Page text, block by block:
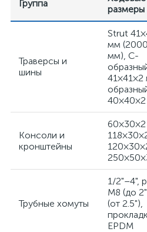
Группа
размеры
Траверсы и
шины
Strut
мм
мм), C-
Консоли и
кронштейны
Трубные хомуты
1/2"–4",
M8 (до
(от 2.5"),
EPDM